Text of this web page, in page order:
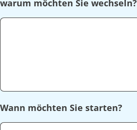
warum möchten Sie wechseln?
Wann möchten Sie starten?